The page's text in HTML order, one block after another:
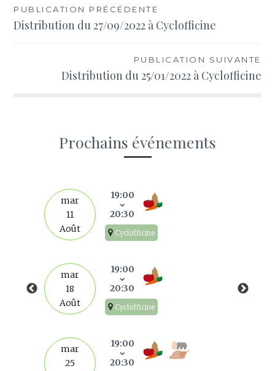
Navigation
de
PUBLICATION PRÉCÉDENTE
Distribution du 27/09/2022 à Cyclofficine
PUBLICATION SUIVANTE
Distribution du 25/01/2022 à Cyclofficine
Prochains événements
mar
11
Août
19:00
20:30
Cyclofficine
mar
18
Août
19:00
20:30
Cyclofficine
mar
25
19:00
20:30